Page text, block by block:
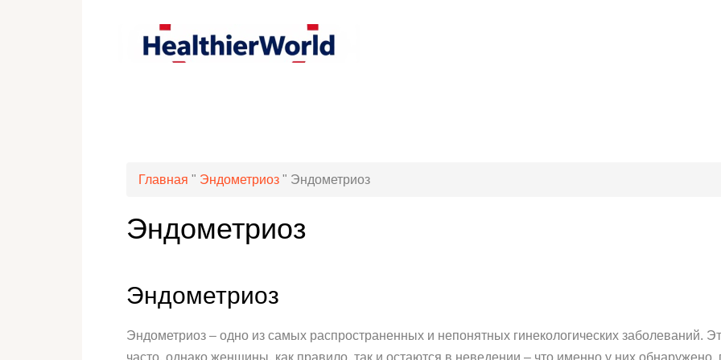
Главная " Эндометриоз " Эндометриоз
Эндометриоз
Эндометриоз
Эндометриоз – одно из самых распространенных и непонятных гинекологических заболеваний.
часто, однако женщины, как правило, так и остаются в неведении – что именно у них обнаружено,